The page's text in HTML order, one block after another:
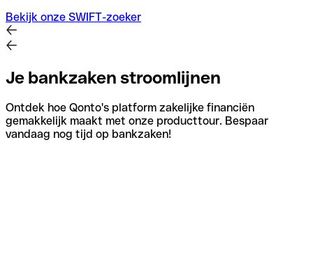
Bekijk onze SWIFT-zoeker
Je bankzaken stroomlijnen
Ontdek hoe Qonto's platform zakelijke financiën
gemakkelijk maakt met onze producttour. Bespaar
vandaag nog tijd op bankzaken!